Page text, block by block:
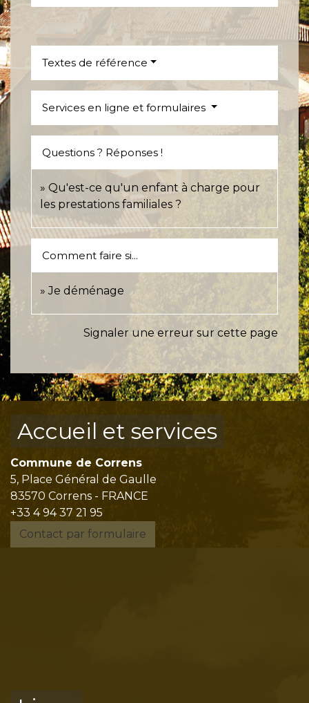
Textes de référence
Services en ligne et formulaires
Questions ? Réponses !
Qu'est-ce qu'un enfant à charge pour
les prestations familiales ?
Comment faire si...
Je déménage
Signaler une erreur sur cette page
Accueil et services
Commune de Correns
5, Place Général de Gaulle
83570 Correns - FRANCE
+33 4 94 37 21 95
Contact par formulaire